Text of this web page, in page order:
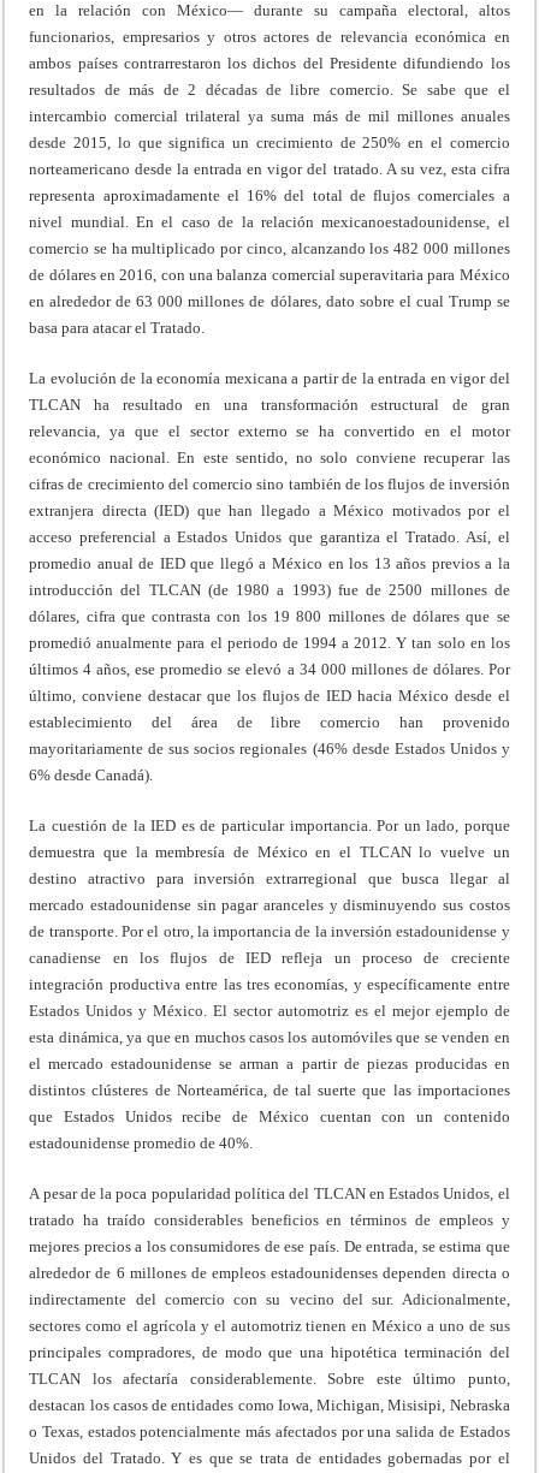
en la relación con México— durante su campaña electoral, altos
funcionarios, empresarios y otros actores de relevancia económica en
ambos países contrarrestaron los dichos del Presidente difundiendo los
resultados de más de 2 décadas de libre comercio. Se sabe que el
intercambio comercial trilateral ya suma más de mil millones anuales
desde 2015, lo que significa un crecimiento de 250% en el comercio
norteamericano desde la entrada en vigor del tratado. A su vez, esta cifra
representa aproximadamente el 16% del total de flujos comerciales a
nivel mundial. En el caso de la relación mexicanoestadounidense, el
comercio se ha multiplicado por cinco, alcanzando los 482 000 millones
de dólares en 2016, con una balanza comercial superavitaria para México
en alrededor de 63 000 millones de dólares, dato sobre el cual Trump se
basa para atacar el Tratado.
La evolución de la economía mexicana a partir de la entrada en vigor del
TLCAN ha resultado en una transformación estructural de gran
relevancia, ya que el sector externo se ha convertido en el motor
económico nacional. En este sentido, no solo conviene recuperar las
cifras de crecimiento del comercio sino también de los flujos de inversión
extranjera directa (IED) que han llegado a México motivados por el
acceso preferencial a Estados Unidos que garantiza el Tratado. Así, el
promedio anual de IED que llegó a México en los 13 años previos a la
introducción del TLCAN (de 1980 a 1993) fue de 2500 millones de
dólares, cifra que contrasta con los 19 800 millones de dólares que se
promedió anualmente para el periodo de 1994 a 2012. Y tan solo en los
últimos 4 años, ese promedio se elevó a 34 000 millones de dólares. Por
último, conviene destacar que los flujos de IED hacia México desde el
establecimiento del área de libre comercio han provenido
mayoritariamente de sus socios regionales (46% desde Estados Unidos y
6% desde Canadá).
La cuestión de la IED es de particular importancia. Por un lado, porque
demuestra que la membresía de México en el TLCAN lo vuelve un
destino atractivo para inversión extrarregional que busca llegar al
mercado estadounidense sin pagar aranceles y disminuyendo sus costos
de transporte. Por el otro, la importancia de la inversión estadounidense y
canadiense en los flujos de IED refleja un proceso de creciente
integración productiva entre las tres economías, y específicamente entre
Estados Unidos y México. El sector automotriz es el mejor ejemplo de
esta dinámica, ya que en muchos casos los automóviles que se venden en
el mercado estadounidense se arman a partir de piezas producidas en
distintos clústeres de Norteamérica, de tal suerte que las importaciones
que Estados Unidos recibe de México cuentan con un contenido
estadounidense promedio de 40%.
A pesar de la poca popularidad política del TLCAN en Estados Unidos, el
tratado ha traído considerables beneficios en términos de empleos y
mejores precios a los consumidores de ese país. De entrada, se estima que
alrededor de 6 millones de empleos estadounidenses dependen directa o
indirectamente del comercio con su vecino del sur. Adicionalmente,
sectores como el agrícola y el automotriz tienen en México a uno de sus
principales compradores, de modo que una hipotética terminación del
TLCAN los afectaría considerablemente. Sobre este último punto,
destacan los casos de entidades como Iowa, Michigan, Misisipi, Nebraska
o Texas, estados potencialmente más afectados por una salida de Estados
Unidos del Tratado. Y es que se trata de entidades gobernadas por el